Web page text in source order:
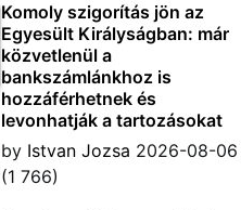
Komoly szigorítás jön az
Egyesült Királyságban: már
közvetlenül a
bankszámlánkhoz is
hozzáférhetnek és
levonhatják a tartozásokat
by Istvan Jozsa 2026-08-06
(1 766)